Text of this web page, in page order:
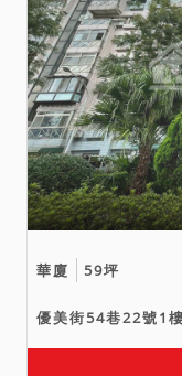
華廈 59坪
優美街54巷22號1樓